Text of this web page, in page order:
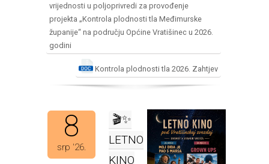
vrijednosti u poljoprivredi za provođenje
projekta „Kontrola plodnosti tla Međimurske
županije“ na području Općine Vratišinec u 2026.
godini
Kontrola plodnosti tla 2026. Zahtjev
8
srp '26.
🎬✨
LETNO
KINO